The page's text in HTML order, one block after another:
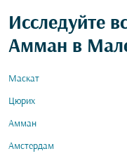
Исследуйте
Амман в
Маскат
Цюрих
Амман
Амстердам